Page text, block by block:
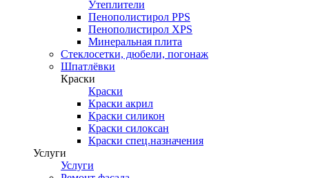
Утеплители
Пенополистирол PPS
Пенополистирол XPS
Минеральная плита
Стеклосетки, дюбели, погонаж
Шпатлёвки
Краски
Краски
Краски акрил
Краски силикон
Краски силоксан
Краски спец.назначения
Услуги
Услуги